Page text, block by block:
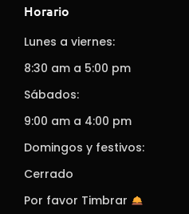
Horario
Lunes a viernes:
8:30 am a 5:00 pm
Sábados:
9:00 am a 4:00 pm
Domingos y festivos:
Cerrado
Por favor Timbrar